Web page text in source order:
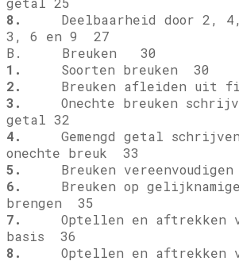
8.
Deelbaarheid door 2,
3, 6 en 9 27
B. Breuken 30
1.
Soorten breuken 30
2.
Breuken afleiden uit
3.
Onechte breuken
getal 32
4.
Gemengd getal
onechte breuk 33
5.
Breuken
6.
Breuken op gelijknamige
brengen 35
7.
Optellen en aftrekken
basis 36
8.
Optellen en aftrekken